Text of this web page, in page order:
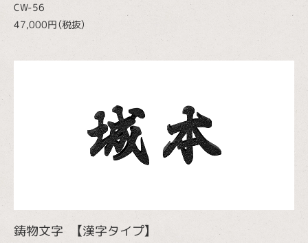
CW-56
47,000円（税抜）
鋳物文字 【漢字タイプ】